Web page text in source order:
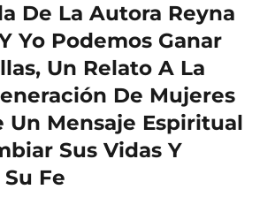
De La Autora Reyna
Yo Podemos Ganar
Un Relato A La
De Mujeres
Un Mensaje Espiritual
Sus Vidas Y
Fe